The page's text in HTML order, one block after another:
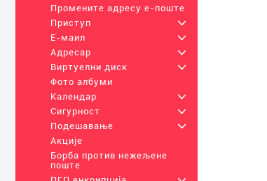
Промените адресу е-поште
Приступ
+
Е-маил
+
Адресар
+
Виртуелни диск
+
Фото албуми
Календар
+
Сигурност
+
Подешавање
+
Акције
Борба против нежељене
поште